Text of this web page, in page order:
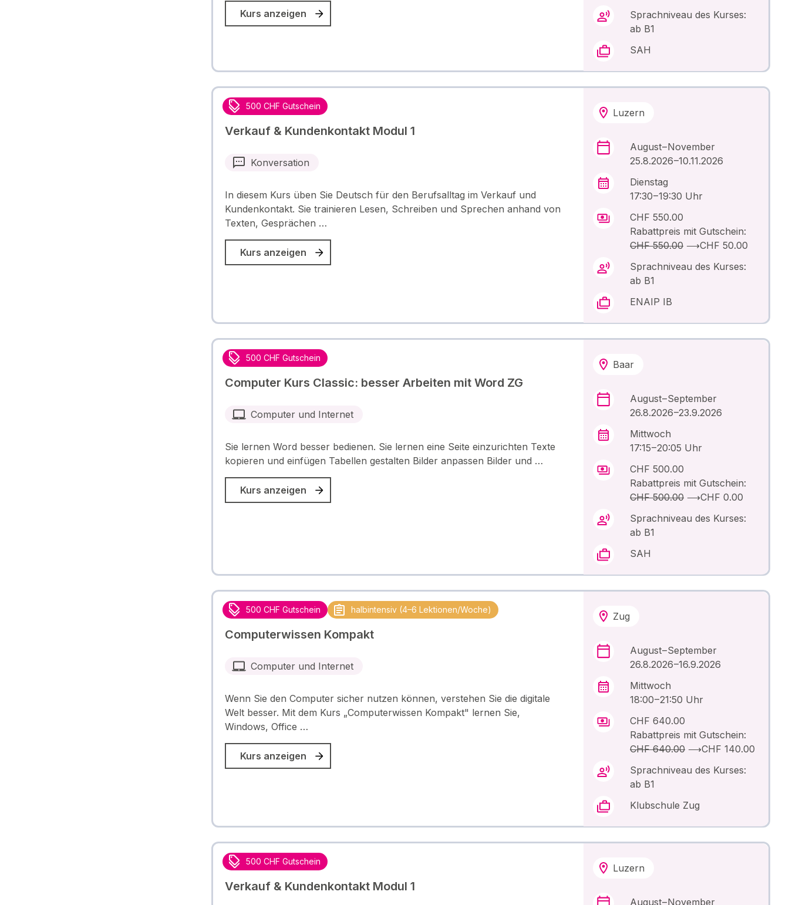
Kurs anzeigen
Sprachniveau des Kurses:
ab B1
SAH
500 CHF Gutschein
Verkauf & Kundenkontakt Modul 1
Konversation
In diesem Kurs üben Sie Deutsch für den Berufsalltag im Verkauf und
Kundenkontakt. Sie trainieren Lesen, Schreiben und Sprechen anhand von
Texten, Gesprächen …
Kurs anzeigen
Luzern
August – November
25.8.2026 –10.11.2026
Dienstag
17:30 – 19:30 Uhr
CHF 550.00
Rabattpreis mit Gutschein:
CHF 550.00 ⟶CHF 50.00
Sprachniveau des Kurses:
ab B1
ENAIP IB
500 CHF Gutschein
Computer Kurs Classic: besser Arbeiten mit Word ZG
Computer und Internet
Sie lernen Word besser bedienen. Sie lernen eine Seite einzurichten Texte
kopieren und einfügen Tabellen gestalten Bilder anpassen Bilder und …
Kurs anzeigen
Baar
August – September
26.8.2026 –23.9.2026
Mittwoch
17:15 – 20:05 Uhr
CHF 500.00
Rabattpreis mit Gutschein:
CHF 500.00 ⟶CHF 0.00
Sprachniveau des Kurses:
ab B1
SAH
500 CHF Gutschein halbintensiv (4–6 Lektionen/Woche)
Computerwissen Kompakt
Computer und Internet
Wenn Sie den Computer sicher nutzen können, verstehen Sie die digitale
Welt besser. Mit dem Kurs „Computerwissen Kompakt" lernen Sie,
Windows, Office …
Kurs anzeigen
Zug
August – September
26.8.2026 –16.9.2026
Mittwoch
18:00 – 21:50 Uhr
CHF 640.00
Rabattpreis mit Gutschein:
CHF 640.00 ⟶CHF 140.00
Sprachniveau des Kurses:
ab B1
Klubschule Zug
500 CHF Gutschein
Verkauf & Kundenkontakt Modul 1
Luzern
August – November